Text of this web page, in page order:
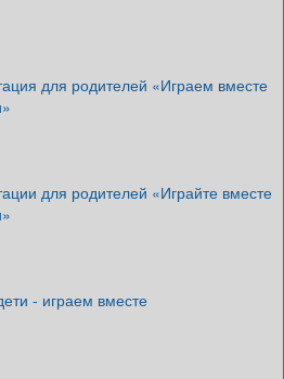
для родителей «Играем вместе
для родителей «Играйте вместе
- играем вместе